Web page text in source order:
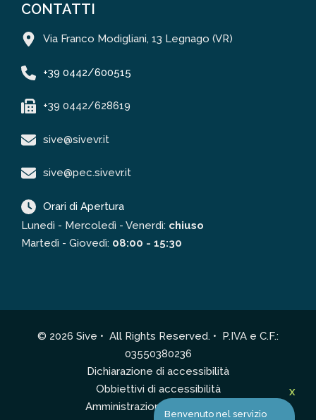
CONTATTI
Via Franco Modigliani, 13 Legnago (VR)
+39 0442/600515
+39 0442/628619
sive@sivevr.it
sive@pec.sivevr.it
Orari di Apertura
Lunedì - Mercoledì - Venerdì: chiuso
Martedì - Giovedì: 08:00 - 15:30
© 2026 Sive • All Rights Reserved. • P.IVA e C.F.:
03550380236
Dichiarazione di accessibilità
Obbiettivi di accessibilità
Amministrazione Trasparente
X
Benvenuto nel servizio